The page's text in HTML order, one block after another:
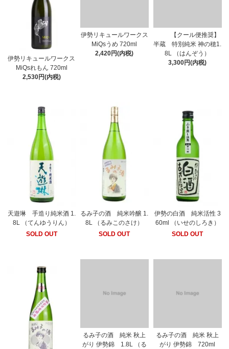
伊勢リキュールワークス
MiQsれもん 720ml
2,530円(内税)
伊勢リキュールワークス
MiQsうめ 720ml
2,420円(内税)
【クール便推奨】
半蔵 特別純米 神の穂1.
8L （はんぞう）
3,300円(内税)
天遊琳 手造り純米酒 1.
8L （てんゆうりん）
SOLD OUT
るみ子の酒 純米吟醸 1.
8L （るみこのさけ）
SOLD OUT
伊勢の白酒 純米活性 3
60ml （いせのしろき）
SOLD OUT
るみ子の酒 純米 秋上
がり 伊勢錦 1.8L （る
るみ子の酒 純米 秋上
がり 伊勢錦 720ml